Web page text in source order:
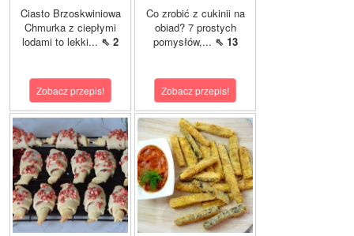
Ciasto Brzoskwiniowa
Chmurka z ciepłymi
lodami to lekki... ⇖ 2
Zobacz przepis!
Co zrobić z cukinii na
obiad? 7 prostych
pomysłów,... ⇖ 13
Zobacz przepis!